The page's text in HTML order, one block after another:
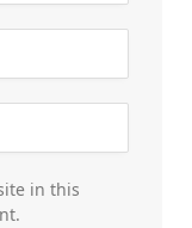
in this